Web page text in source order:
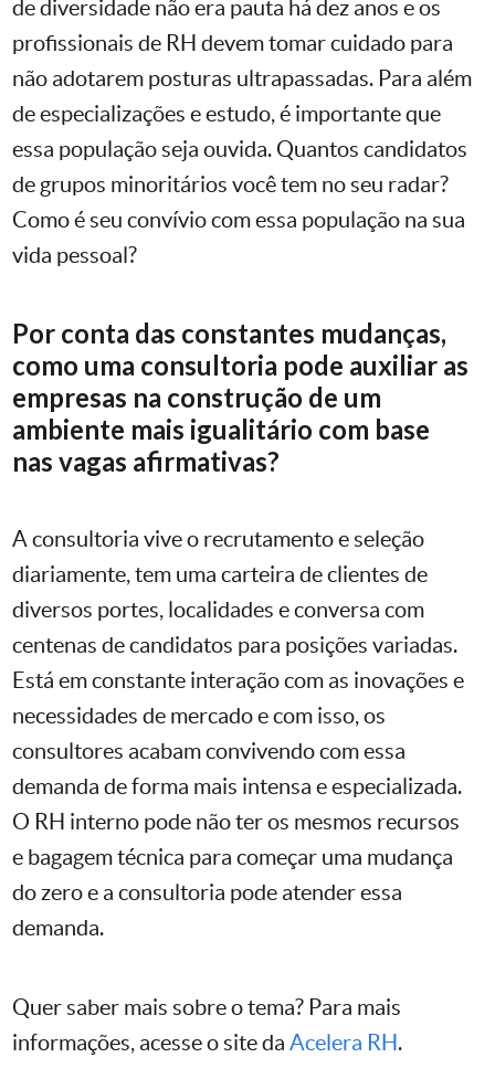
de diversidade não era pauta há dez anos e os
profissionais de RH devem tomar cuidado para
não adotarem posturas ultrapassadas. Para além
de especializações e estudo, é importante que
essa população seja ouvida. Quantos candidatos
de grupos minoritários você tem no seu radar?
Como é seu convívio com essa população na sua
vida pessoal?
Por conta das constantes mudanças,
como uma consultoria pode auxiliar as
empresas na construção de um
ambiente mais igualitário com base
nas vagas afirmativas?
A consultoria vive o recrutamento e seleção
diariamente, tem uma carteira de clientes de
diversos portes, localidades e conversa com
centenas de candidatos para posições variadas.
Está em constante interação com as inovações e
necessidades de mercado e com isso, os
consultores acabam convivendo com essa
demanda de forma mais intensa e especializada.
O RH interno pode não ter os mesmos recursos
e bagagem técnica para começar uma mudança
do zero e a consultoria pode atender essa
demanda.
Quer saber mais sobre o tema? Para mais
informações, acesse o site da Acelera RH.